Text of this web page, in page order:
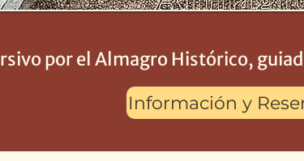
por el Almagro Histórico,
Información y